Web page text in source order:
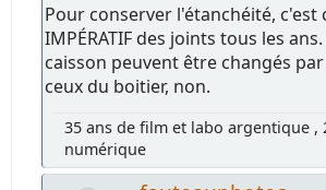
Pour conserver l'étanchéité, c'est
IMPÉRATIF des joints tous les
caisson peuvent être changés
ceux du boitier, non.
35 ans de film et labo argentique ,
numérique